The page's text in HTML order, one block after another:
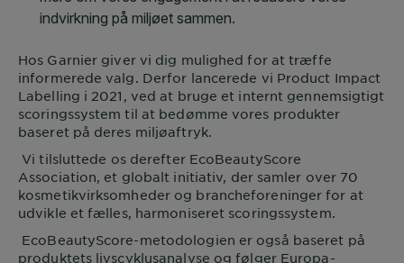
Hos Garnier giver vi dig mulighed for at træffe
informerede valg. Derfor lancerede vi Product Impact
Labelling i 2021, ved at bruge et internt gennemsigtigt
scoringssystem til at bedømme vores produkter
baseret på deres miljøaftryk.
Vi tilsluttede os derefter EcoBeautyScore
Association, et globalt initiativ, der samler over 70
kosmetikvirksomheder og brancheforeninger for at
udvikle et fælles, harmoniseret scoringssystem.
EcoBeautyScore-metodologien er også baseret på
produktets livscyklusanalyse og følger Europa-